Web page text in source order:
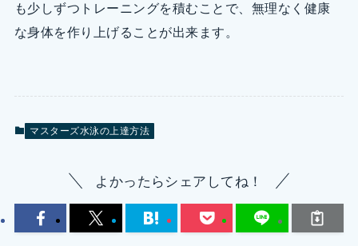
も少しずつトレーニングを積むことで、無理なく健康
な身体を作り上げることが出来ます。
マスターズ水泳の上達方法
よかったらシェアしてね！